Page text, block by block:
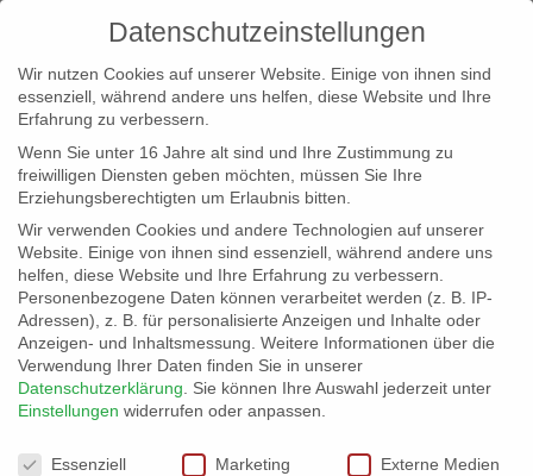
info@erfolgreich-events.de
+4940 46 777 230
Dächern Hamburgs
07649_08
Datenschutzeinstellungen
Wir nutzen Cookies auf unserer Website. Einige von ihnen sind
essenziell, während andere uns helfen, diese Website und Ihre
Erfahrung zu verbessern.
Wenn Sie unter 16 Jahre alt sind und Ihre Zustimmung zu
freiwilligen Diensten geben möchten, müssen Sie Ihre
Erziehungsberechtigten um Erlaubnis bitten.
Wir verwenden Cookies und andere Technologien auf unserer
Website. Einige von ihnen sind essenziell, während andere uns
helfen, diese Website und Ihre Erfahrung zu verbessern.
Personenbezogene Daten können verarbeitet werden (z. B. IP-
Adressen), z. B. für personalisierte Anzeigen und Inhalte oder
Anzeigen- und Inhaltsmessung. Weitere Informationen über die
Verwendung Ihrer Daten finden Sie in unserer
Datenschutzerklärung
Sie können Ihre Auswahl jederzeit unter
Einstellungen widerrufen oder anpassen.
Datenschutzeinstellungen
Essenziell Marketing Externe Medien